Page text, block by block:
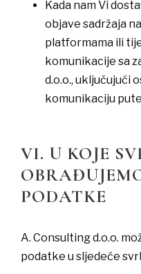
​Kada nam Vi
objave sadržaja
platformama ili
komunikacije sa
d.o.o., uključujući
komunikaciju
VI. U KOJE
PODATKE
A. Consulting d.o.o.
podatke u sljedeće